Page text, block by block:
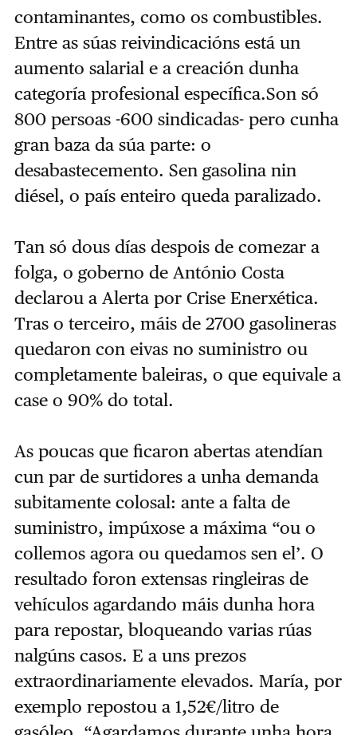
contaminantes, como os combustibles.
Entre as súas reivindicacións está un
aumento salarial e a creación dunha
categoría profesional específica.Son só
800 persoas -600 sindicadas- pero cunha
gran baza da súa parte: o
desabastecemento. Sen gasolina nin
diésel, o país enteiro queda paralizado.
Tan só dous días despois de comezar a
folga, o goberno de António Costa
declarou a Alerta por Crise Enerxética.
Tras o terceiro, máis de 2700 gasolineras
quedaron con eivas no suministro ou
completamente baleiras, o que equivale a
case o 90% do total.
As poucas que ficaron abertas atendían
cun par de surtidores a unha demanda
subitamente colosal: ante a falta de
suministro, impúxose a máxima “ou o
collemos agora ou quedamos sen el’. O
resultado foron extensas ringleiras de
vehículos agardando máis dunha hora
para repostar, bloqueando varias rúas
nalgúns casos. E a uns prezos
extraordinariamente elevados. María, por
exemplo repostou a 1,52€/litro de